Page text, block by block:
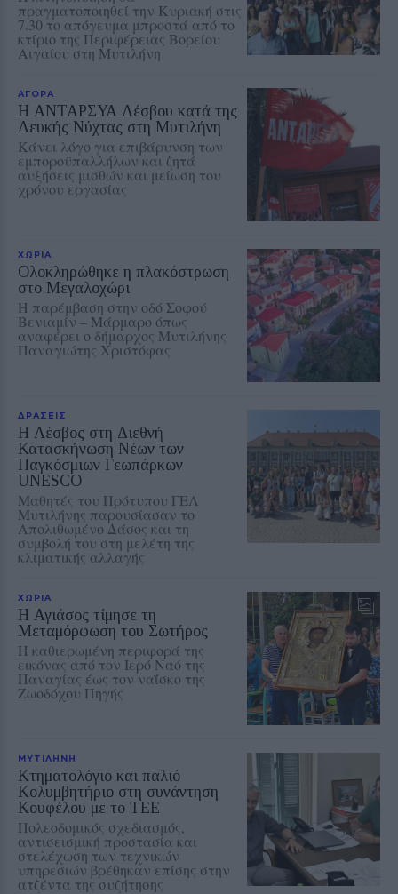
πραγματοποιηθεί την Κυριακή στις
7.30 το απόγευμα μπροστά από το
κτίριο της Περιφέρειας Βορείου
Αιγαίου στη Μυτιλήνη
ΑΓΟΡΑ
Η ΑΝΤΑΡΣΥΑ Λέσβου κατά της
Λευκής Νύχτας στη Μυτιλήνη
Κάνει λόγο για επιβάρυνση των
εμποροϋπαλλήλων και ζητά
αυξήσεις μισθών και μείωση του
χρόνου εργασίας
ΧΩΡΙΑ
Ολοκληρώθηκε η πλακόστρωση
στο Μεγαλοχώρι
Η παρέμβαση στην οδό Σοφού
Βενιαμίν – Μάρμαρο όπως
αναφέρει ο δήμαρχος Μυτιλήνης
Παναγιώτης Χριστόφας
ΔΡΑΣΕΙΣ
Η Λέσβος στη Διεθνή
Κατασκήνωση Νέων των
Παγκόσμιων Γεωπάρκων
UNESCO
Μαθητές του Πρότυπου ΓΕΛ
Μυτιλήνης παρουσίασαν το
Απολιθωμένο Δάσος και τη
συμβολή του στη μελέτη της
κλιματικής αλλαγής
ΧΩΡΙΑ
Η Αγιάσος τίμησε τη
Μεταμόρφωση του Σωτήρος
Η καθιερωμένη περιφορά της
εικόνας από τον Ιερό Ναό της
Παναγίας έως τον ναΐσκο της
Ζωοδόχου Πηγής
ΜΥΤΙΛΗΝΗ
Κτηματολόγιο και παλιό
Κολυμβητήριο στη συνάντηση
Κουφέλου με το ΤΕΕ
Πολεοδομικός σχεδιασμός,
αντισεισμική προστασία και
στελέχωση των τεχνικών
υπηρεσιών βρέθηκαν επίσης στην
ατζέντα της συζήτησης